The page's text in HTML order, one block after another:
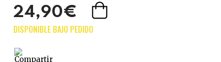
24,90€